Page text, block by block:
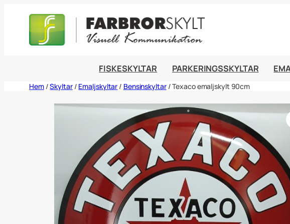
FISKESKYLTAR PARKERINGSSKYLTAR
Hem/Skyltar/ Emaljskyltar / Bensinskyltar/ Texaco emaljskylt 90cm